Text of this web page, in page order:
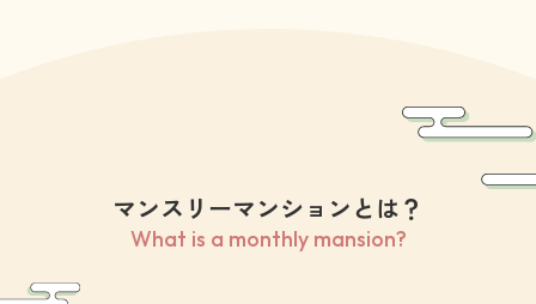
マンスリーマンションとは？
What is a monthly mansion?